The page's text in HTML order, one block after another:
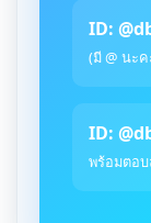
ID:
(มี @ นะ
ID:
พร้อมตอ